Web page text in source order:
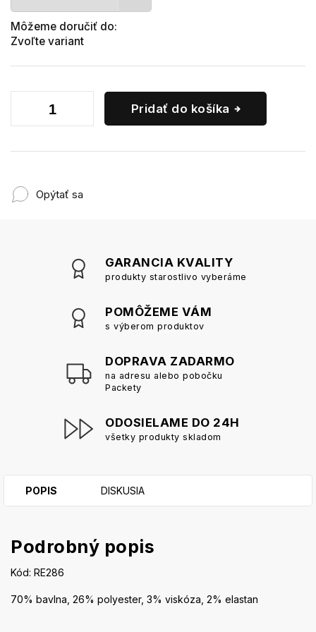
Môžeme doručiť do:
Zvoľte variant
Pridať do košíka
Opýtať sa
GARANCIA KVALITY
produkty starostlivo vyberáme
POMÔŽEME VÁM
s výberom produktov
DOPRAVA ZADARMO
na adresu alebo pobočku
Packety
ODOSIELAME DO 24H
všetky produkty skladom
POPIS DISKUSIA
Podrobný popis
Kód: RE286
70% bavlna, 26% polyester, 3% viskóza, 2% elastan